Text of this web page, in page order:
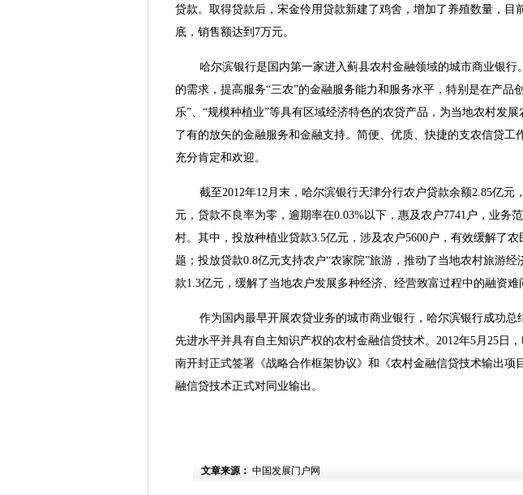
贷款。取得贷款后，宋金伶用贷款新建了鸡舍，增加了养殖数量，目
底，销售额达到7万元。
哈尔滨银行是国内第一家进入蓟县农村金融领域的城市商业银行
的需求，提高服务“三农”的金融服务能力和服务水平，特别是在产品
乐”、“规模种植业”等具有区域经济特色的农贷产品，为当地农村发
了有的放矢的金融服务和金融支持。简便、优质、快捷的支农信贷工
充分肯定和欢迎。
截至2012年12月末，哈尔滨银行天津分行农户贷款余额2.85亿元
元，贷款不良率为零，逾期率在0.03%以下，惠及农户7741户，业务
村。其中，投放种植业贷款3.5亿元，涉及农户5600户，有效缓解了
题；投放贷款0.8亿元支持农户“农家院”旅游，推动了当地农村旅游
款1.3亿元，缓解了当地农户发展多种经济、经营致富过程中的融资难
作为国内最早开展农贷业务的城市商业银行，哈尔滨银行成功总
先进水平并具有自主知识产权的农村金融信贷技术。2012年5月25日
南开封正式签署《战略合作框架协议》和《农村金融信贷技术输出项
融信贷技术正式对同业输出。
文章来源： 中国发展门户网